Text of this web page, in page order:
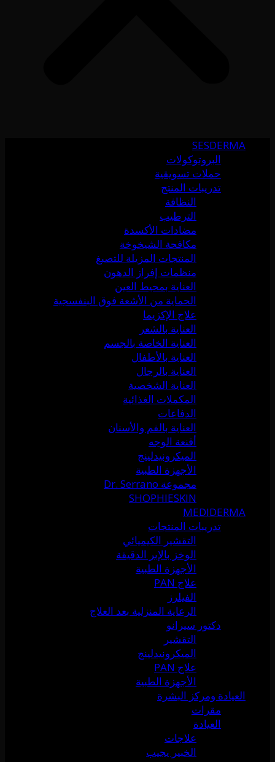
SESDERMA
البروتوكولات
حملات تسويقية
تدريبات المنتج
النظافة
الترطيب
مضادات الأكسدة
مكافحة الشيخوخة
المنتجات المزيلة للتصبغ
منظمات إفراز الدهون
العناية بمحيط العين
الحماية من الأشعة فوق البنفسجية
علاج الإكزيما
العناية بالشعر
العناية الخاصة بالجسم
العناية بالأطفال
العناية بالرجال
العناية الشخصية
المكملات الغذائية
الدفاعات
العناية بالفم والأسنان
أقنعة الوجه
الميكرونيدلينج
الأجهزة الطبية
مجموعة Dr. Serrano
SHOPHIESKIN
MEDIDERMA
تدريبات المنتجات
التقشير الكيميائي
الوخز بالإبر الدقيقة
الأجهزة الطبية
علاج PAN
الفيلرز
الرعاية المنزلية بعد العلاج
دكتور سيرانو
التقشير
الميكرونيدلينج
علاج PAN
الأجهزة الطبية
العيادة ومركز البشرة
مقرات
العيادة
علاجات
الخبير يجيب